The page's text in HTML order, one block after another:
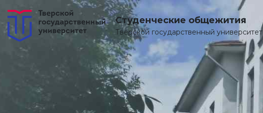
Студенческие общежития
Тверской государственный университет